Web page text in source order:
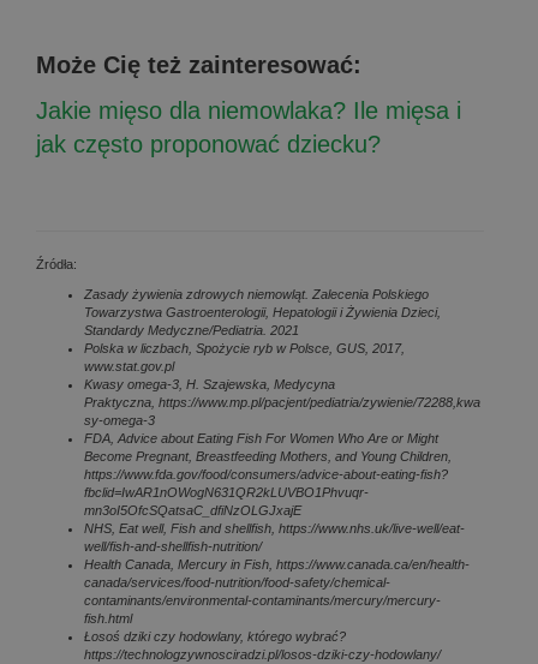
Może Cię też zainteresować:
Jakie mięso dla niemowlaka? Ile mięsa i
jak często proponować dziecku?
Źródła:
Zasady żywienia zdrowych niemowląt. Zalecenia Polskiego
Towarzystwa Gastroenterologii, Hepatologii i Żywienia Dzieci,
Standardy Medyczne/Pediatria. 2021
Polska w liczbach, Spożycie ryb w Polsce, GUS, 2017,
www.stat.gov.pl
Kwasy omega-3, H. Szajewska, Medycyna
Praktyczna, https://www.mp.pl/pacjent/pediatria/zywienie/72288,kwa
sy-omega-3
FDA, Advice about Eating Fish For Women Who Are or Might
Become Pregnant, Breastfeeding Mothers, and Young Children,
https://www.fda.gov/food/consumers/advice-about-eating-fish?
fbclid=IwAR1nOWogN631QR2kLUVBO1Phvuqr-
mn3oI5OfcSQatsaC_dfiNzOLGJxajE
NHS, Eat well, Fish and shellfish, https://www.nhs.uk/live-well/eat-
well/fish-and-shellfish-nutrition/
Health Canada, Mercury in Fish, https://www.canada.ca/en/health-
canada/services/food-nutrition/food-safety/chemical-
contaminants/environmental-contaminants/mercury/mercury-
fish.html
Łosoś dziki czy hodowlany, którego wybrać?
https://technologzywnosciradzi.pl/losos-dziki-czy-hodowlany/